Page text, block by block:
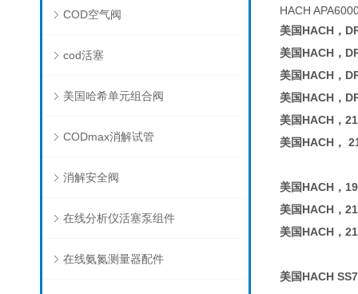
COD空气阀
cod活塞
美国哈希单元组合阀
CODmax消解试管
消解安全阀
在线分析仪活塞泵组件
在线氨氮测量器配件
HACH
美国HACH，
美国HACH，
美国HACH，
美国HACH，
美国HACH，
美国HACH，
美国HACH，
美国HACH，
美国HACH，
美国HACH